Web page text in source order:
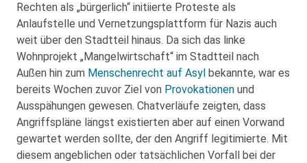
Rechten als „bürgerlich“ initiierte Proteste als
Anlaufstelle und Vernetzungsplattform für Nazis auch
weit über den Stadtteil hinaus. Da sich das linke
Wohnprojekt „Mangelwirtschaft“ im Stadtteil nach
Außen hin zum Menschenrecht auf Asyl bekannte, war es
bereits Wochen zuvor Ziel von Provokationen und
Ausspähungen gewesen. Chatverläufe zeigten, dass
Angriffspläne längst existierten aber auf einen Vorwand
gewartet werden sollte, der den Angriff legitimierte. Mit
diesem angeblichen oder tatsächlichen Vorfall bei der